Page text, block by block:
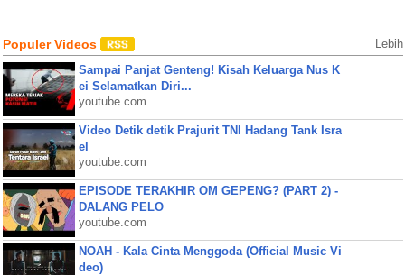
Populer Videos Lebih
Sampai Panjat Genteng! Kisah Keluarga Nus K
ei Selamatkan Diri...
youtube.com
Video Detik detik Prajurit TNI Hadang Tank Isra
el
youtube.com
EPISODE TERAKHIR OM GEPENG? (PART 2) -
DALANG PELO
youtube.com
NOAH - Kala Cinta Menggoda (Official Music Vi
deo)